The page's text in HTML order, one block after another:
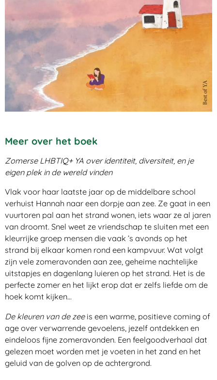
Meer over het boek
Zomerse LHBTIQ+ YA over identiteit, diversiteit, en je
eigen plek in de wereld vinden
Vlak voor haar laatste jaar op de middelbare school
verhuist Hannah naar een dorpje aan zee. Ze gaat in een
vuurtoren pal aan het strand wonen, iets waar ze al jaren
van droomt. Snel weet ze vriendschap te sluiten met een
kleurrijke groep mensen die vaak ’s avonds op het
strand bij elkaar komen rond een kampvuur. Wat volgt
zijn vele zomeravonden aan zee, geheime nachtelijke
uitstapjes en dagenlang luieren op het strand. Het is de
perfecte zomer en het lijkt erop dat er zelfs liefde om de
hoek komt kijken...
De kleuren van de zee is een warme, positieve coming of
age over verwarrende gevoelens, jezelf ontdekken en
eindeloos fijne zomeravonden. Een feelgoodverhaal dat
gelezen moet worden met je voeten in het zand en het
geluid van de golven op de achtergrond.